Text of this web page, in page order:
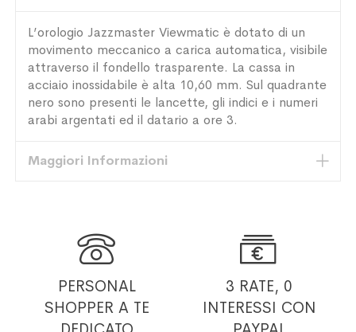
L’orologio Jazzmaster Viewmatic è dotato di un
movimento meccanico a carica automatica, visibile
attraverso il fondello trasparente. La cassa in
acciaio inossidabile è alta 10,60 mm. Sul quadrante
nero sono presenti le lancette, gli indici e i numeri
arabi argentati ed il datario a ore 3.
Maggiori Informazioni

PERSONAL
SHOPPER A TE

3 RATE, 0
INTERESSI CON